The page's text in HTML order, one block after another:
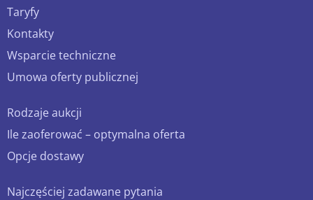
Taryfy
Kontakty
Wsparcie techniczne
Umowa oferty publicznej
Rodzaje aukcji
Ile zaoferować – optymalna oferta
Opcje dostawy
Najczęściej zadawane pytania